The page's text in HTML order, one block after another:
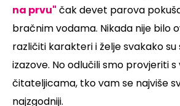
na prvu" čak devet parova
bračnim vodama. Nikada nije bilo
različiti karakteri i želje svakako
izazove. No odlučili smo provjeriti
čitateljicama, tko vam se najviše
najzgodniji.